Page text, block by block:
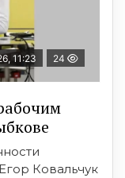
11:23 24
Ковальчук